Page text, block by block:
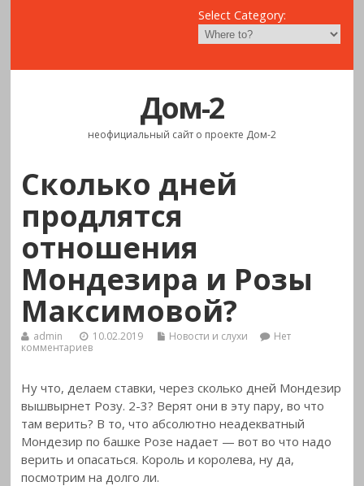
Select Category:
Дом-2
неофициальный сайт о проекте Дом-2
Сколько дней
продлятся
отношения
Мондезира и Розы
Максимовой?
admin 10.02.2019 Новости и слухи
Нет
комментариев
Ну что, делаем ставки, через сколько дней Мондезир
вышвырнет Розу. 2-3? Верят они в эту пару, во что
там верить? В то, что абсолютно неадекватный
Мондезир по башке Розе надает — вот во что надо
верить и опасаться. Король и королева, ну да,
посмотрим на долго ли.